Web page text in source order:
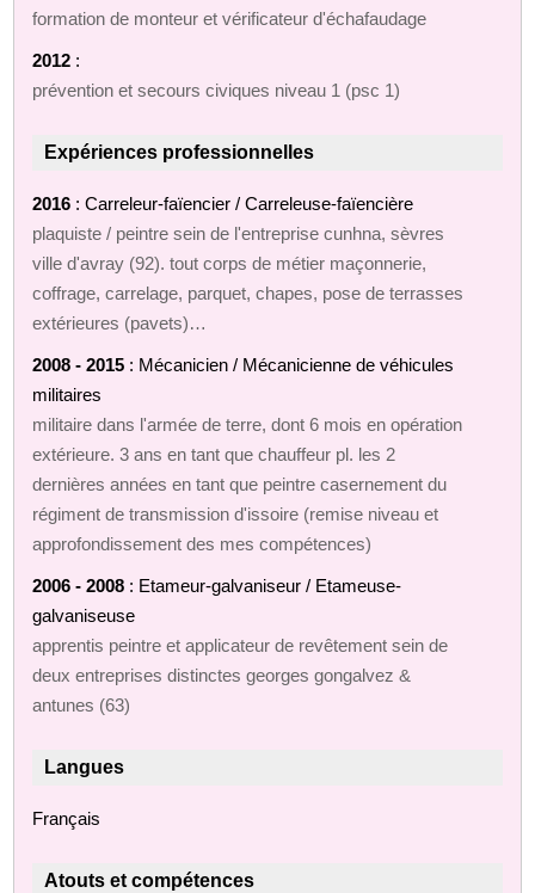
formation de monteur et vérificateur d'échafaudage
2012 :
prévention et secours civiques niveau 1 (psc 1)
Expériences professionnelles
2016 : Carreleur-faïencier / Carreleuse-faïencière
plaquiste / peintre sein de l'entreprise cunhna, sèvres
ville d'avray (92). tout corps de métier maçonnerie,
coffrage, carrelage, parquet, chapes, pose de terrasses
extérieures (pavets)…
2008 - 2015 : Mécanicien / Mécanicienne de véhicules
militaires
militaire dans l'armée de terre, dont 6 mois en opération
extérieure. 3 ans en tant que chauffeur pl. les 2
dernières années en tant que peintre casernement du
régiment de transmission d'issoire (remise niveau et
approfondissement des mes compétences)
2006 - 2008 : Etameur-galvaniseur / Etameuse-
galvaniseuse
apprentis peintre et applicateur de revêtement sein de
deux entreprises distinctes georges gongalvez &
antunes (63)
Langues
Français
Atouts et compétences